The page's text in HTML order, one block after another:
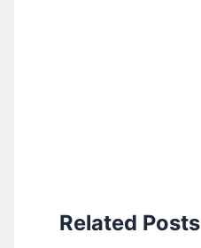
Related Posts